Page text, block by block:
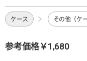
ケース その他（ケー
参考価格￥1,680